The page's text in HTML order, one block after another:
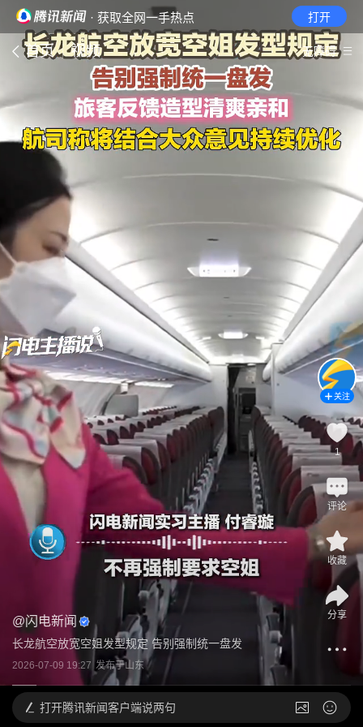
· 获取全网一手热点 打开
首页 视频 无障碍
@闪电新闻
长龙航空放宽空姐发型规定 告别强制统一盘发
2026-07-09 19:27 发布于山东
关注
1
评论
收藏
分享
打开腾讯新闻客户端说两句